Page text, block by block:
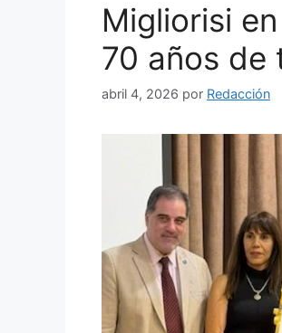
Migliorisi
70 años de
abril 4, 2026 por Redacción